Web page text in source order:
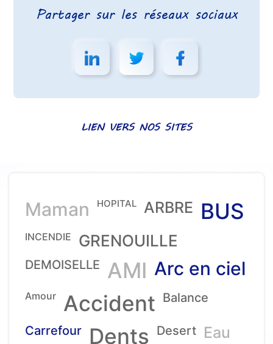
Partager sur les réseaux sociaux
LIEN VERS NOS SITES
Maman HOPITAL ARBRE BUS
INCENDIE GRENOUILLE
DEMOISELLE AMI Arc en ciel
Amour Accident Balance
Carrefour Dents Desert Eau